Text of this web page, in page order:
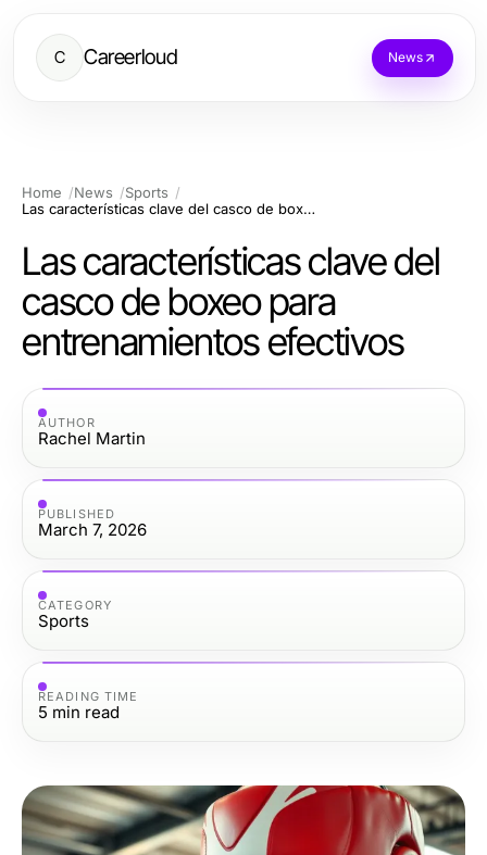
C Careerloud News
Home News
Sports
Las características clave del casco de boxeo para entrenamientos efectivos
Las características clave del
casco de boxeo para
entrenamientos efectivos
AUTHOR
Rachel Martin
PUBLISHED
March 7, 2026
CATEGORY
Sports
READING TIME
5 min read